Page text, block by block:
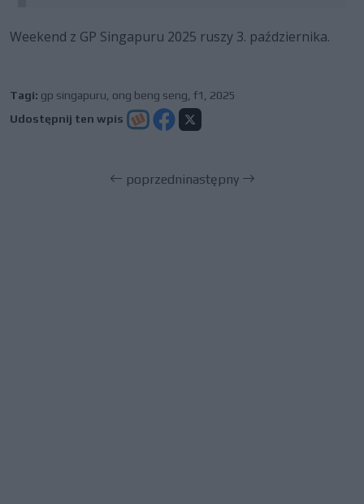
Weekend z GP Singapuru 2025 ruszy 3. października.
Tagi: gp singapuru ong beng seng f1
2025
Udostępnij ten wpis
poprzedninastępny